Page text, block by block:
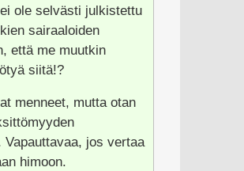
ole selvästi julkistettu
sairaaloiden
että me muutkin
siitä!?
menneet, mutta otan
jos vertaa
himoon.